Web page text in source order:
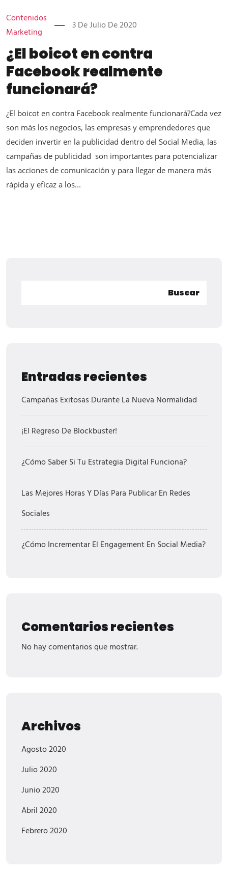
Contenidos
Marketing
3 De Julio De 2020
¿El boicot en contra
Facebook realmente
funcionará?
¿El boicot en contra Facebook realmente funcionará?Cada vez
son más los negocios, las empresas y emprendedores que
deciden invertir en la publicidad dentro del Social Media, las
campañas de publicidad son importantes para potencializar
las acciones de comunicación y para llegar de manera más
rápida y eficaz a los...
Buscar
Entradas recientes
Campañas Exitosas Durante La Nueva Normalidad
¡El Regreso De Blockbuster!
¿Cómo Saber Si Tu Estrategia Digital Funciona?
Las Mejores Horas Y Días Para Publicar En Redes
Sociales
¿Cómo Incrementar El Engagement En Social Media?
Comentarios recientes
No hay comentarios que mostrar.
Archivos
Agosto 2020
Julio 2020
Junio 2020
Abril 2020
Febrero 2020